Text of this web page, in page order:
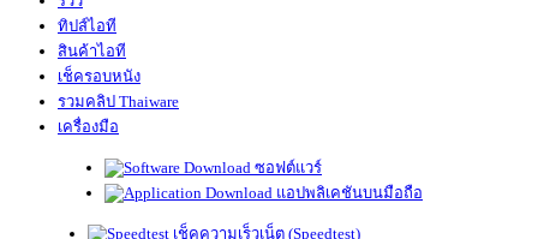
ทิปส์ไอที
สินค้าไอที
เช็ครอบหนัง
รวมคลิป Thaiware
เครื่องมือ
ซอฟต์แวร์
แอปพลิเคชันบนมือถือ
เช็คความเร็วเน็ต (Speedtest)